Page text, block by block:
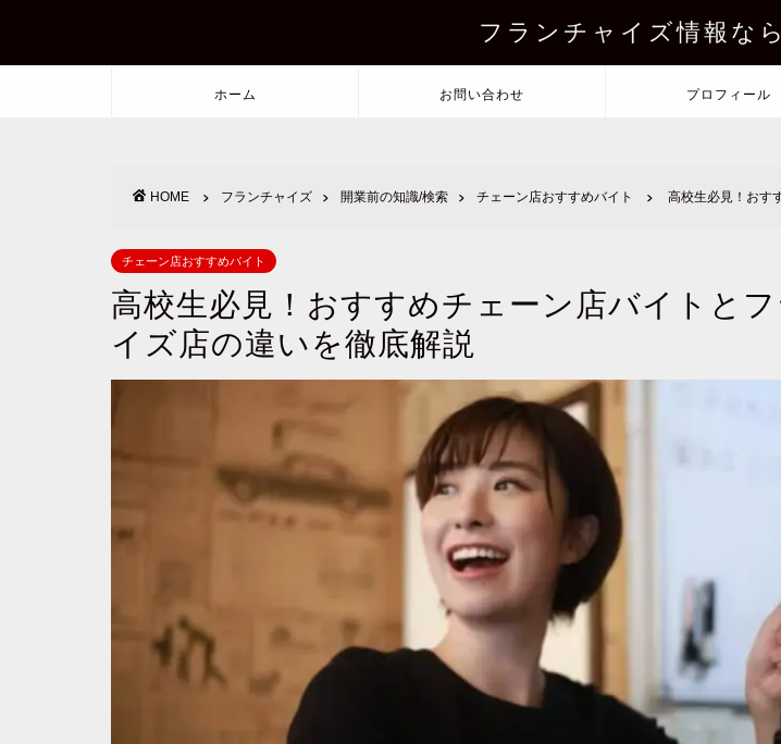
フランチャイズ情報な
ホーム お問い合わせ プロフィール
HOME フランチャイズ 開業前の知識/検索 チェーン店おすすめバイト 高校生必見！おす
チェーン店おすすめバイト
高校生必見！おすすめチェーン店バイトと
イズ店の違いを徹底解説